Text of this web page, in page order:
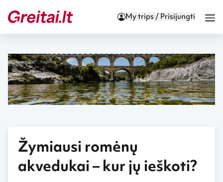
My trips / Prisijungti
Žymiausi romėnų
akvedukai – kur jų ieškoti?